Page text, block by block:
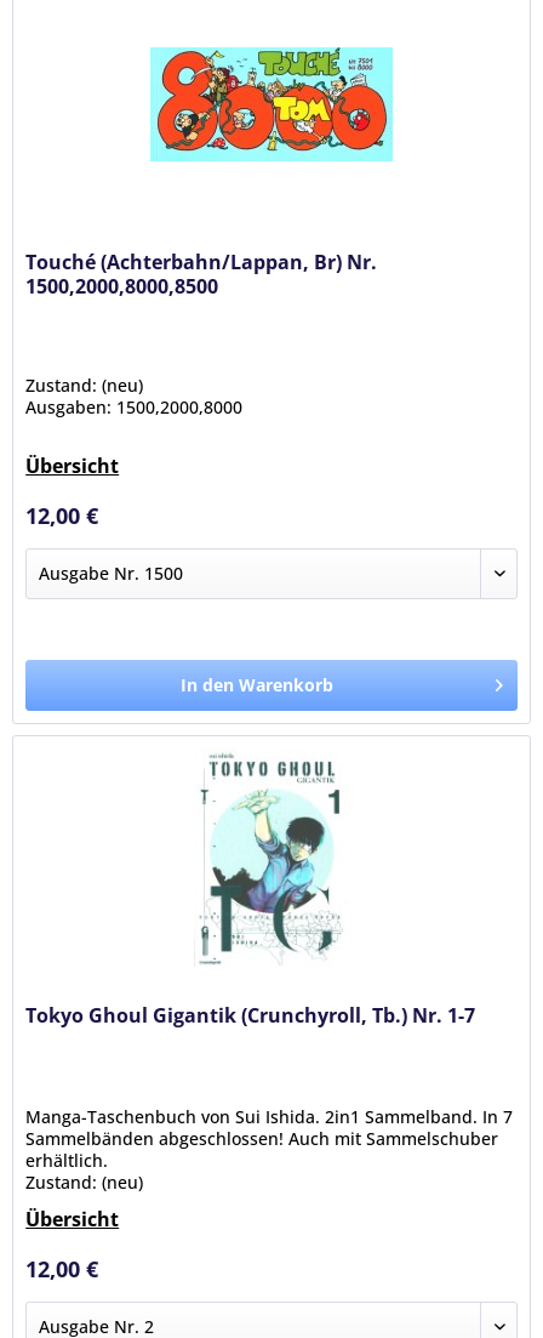
Touché (Achterbahn/Lappan, Br) Nr.
1500,2000,8000,8500
Zustand: (neu)
Ausgaben: 1500,2000,8000
Übersicht
12,00 €
In den Warenkorb
Tokyo Ghoul Gigantik (Crunchyroll, Tb.) Nr. 1-7
Manga-Taschenbuch von Sui Ishida. 2in1 Sammelband. In 7
Sammelbänden abgeschlossen! Auch mit Sammelschuber
erhältlich.
Zustand: (neu)
Ausgaben: 2-7
Übersicht
12,00 €